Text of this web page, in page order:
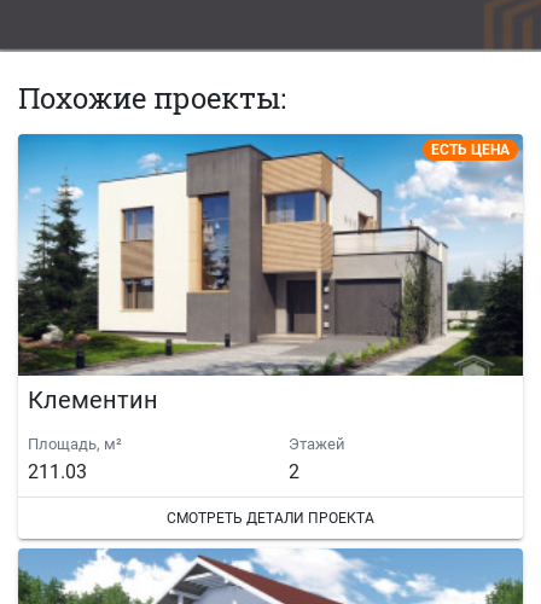
Похожие проекты:
ЕСТЬ ЦЕНА
Клементин
Площадь, м²
211.03
Этажей
2
СМОТРЕТЬ ДЕТАЛИ ПРОЕКТА